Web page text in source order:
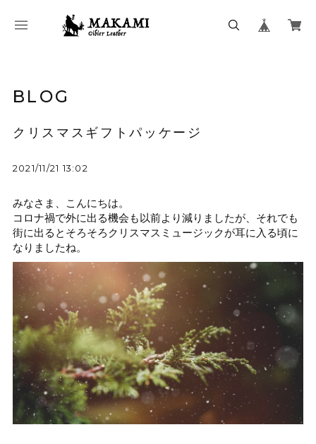
BLOG
クリスマスギフトパッケージ
2021/11/21 13:02
みなさま、こんにちは。
コロナ禍で外に出る機会も以前より減りましたが、それでも
街に出るとそろそろクリスマスミュージックが耳に入る頃に
なりましたね。